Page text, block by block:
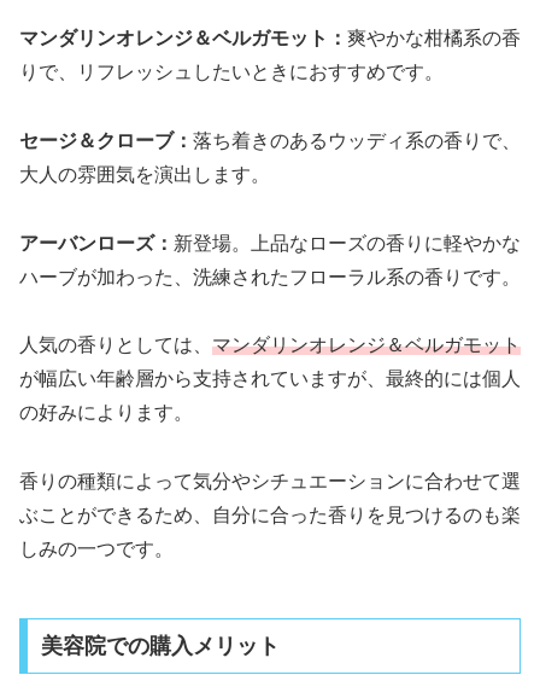
マンダリンオレンジ＆ベルガモット： 爽やかな柑橘系の香
りで、リフレッシュしたいときにおすすめです。
セージ＆クローブ： 落ち着きのあるウッディ系の香りで、
大人の雰囲気を演出します。
アーバンローズ： 新登場。上品なローズの香りに軽やかな
ハーブが加わった、洗練されたフローラル系の香りです。
人気の香りとしては、 マンダリンオレンジ＆ベルガモット
が幅広い年齢層から支持されていますが、最終的には個人
の好みによります。
香りの種類によって気分やシチュエーションに合わせて選
ぶことができるため、自分に合った香りを見つけるのも楽
しみの一つです。
美容院での購入メリット